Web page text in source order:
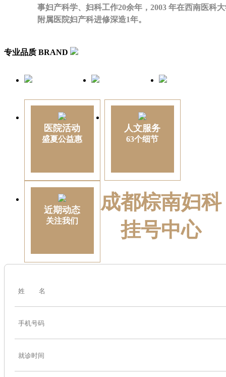
事妇产科学、妇科工作20余年，2003 年在西南医科
附属医院妇产科进修深造1年。
专业品质 BRAND
医院活动
盛夏公益惠
人文服务
63个细节
近期动态
关注我们
成都棕南妇科
挂号中心